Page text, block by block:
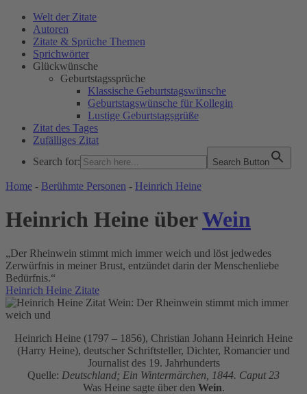
Welt der Zitate
Autoren
Zitate & Sprüche Themen
Sprichwörter
Glückwünsche
Geburtstagssprüche
Klassische Geburtstagswünsche
Geburtstagswünsche für Kollegin
Lustige Geburtstagsgrüße
Zitat des Tages
Zufälliges Zitat
Search for:
Search Button
WELT DER ZITATE
Home - Berühmte Personen - Heinrich Heine
Heinrich Heine überWein
„Der Rheinwein stimmt mich immer weich und löst jedwedes
Zerwürfnis in meiner Brust, entzündet darin der Menschenliebe
Bedürfnis.“
Heinrich Heine Zitate
Heinrich Heine (1797 – 1856), Christian Johann Heinrich Heine
(Harry Heine), deutscher Schriftsteller, Dichter, Romancier und
Journalist des 19. Jahrhunderts
Quelle: Deutschland; Ein Wintermärchen, 1844. Caput 23
Was Heine sagte über den Wein.